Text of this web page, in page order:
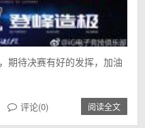
期待决赛有好的发挥，加油
评论(0) 阅读全文